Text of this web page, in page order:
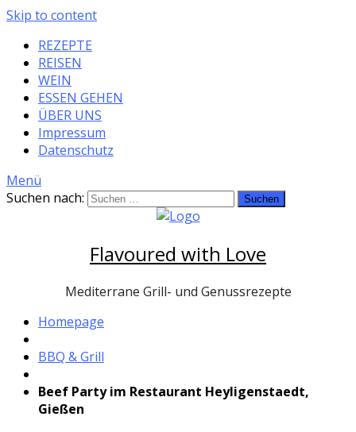
Skip to content
REZEPTE
REISEN
WEIN
ESSEN GEHEN
ÜBER UNS
Impressum
Datenschutz
Menü
Suchen nach:
Flavoured with Love
Mediterrane Grill- und Genussrezepte
Homepage
BBQ & Grill
Beef Party im Restaurant Heyligenstaedt,
Gießen